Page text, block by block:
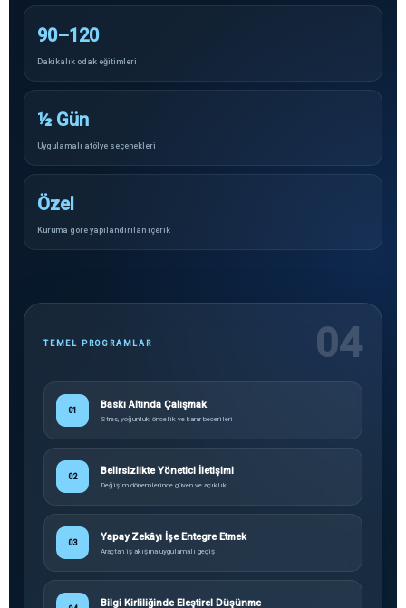
90–120
Dakikalık odak eğitimleri
½ Gün
Uygulamalı atölye seçenekleri
Özel
Kuruma göre yapılandırılan içerik
TEMEL PROGRAMLAR 04
01
Baskı Altında Çalışmak
Stres, yoğunluk, öncelik ve karar becerileri
02
Belirsizlikte Yönetici İletişimi
Değişim dönemlerinde güven ve açıklık
03
Yapay Zekâyı İşe Entegre Etmek
Araçtan iş akışına uygulamalı geçiş
Bilgi Kirliliğinde Eleştirel Düşünme